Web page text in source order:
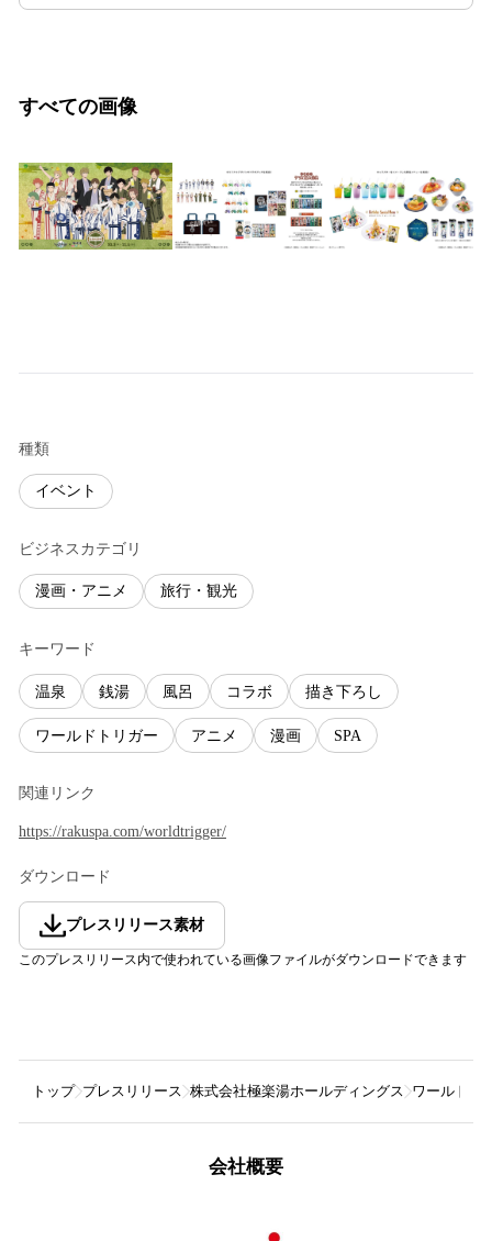
すべての画像
種類
イベント
ビジネスカテゴリ
漫画・アニメ 旅行・観光
キーワード
温泉 銭湯 風呂 コラボ 描き下ろし
ワールドトリガー アニメ 漫画 SPA
関連リンク
https://rakuspa.com/worldtrigger/
ダウンロード
プレスリリース素材
このプレスリリース内で使われている画像ファイルがダウンロードできます
トップ プレスリリース 株式会社極楽湯ホールディングス ワールドト
会社概要